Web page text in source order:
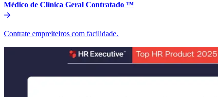
Médico de Clínica Geral Contratado ™​​
Contrate empreiteiros com facilidade.​​